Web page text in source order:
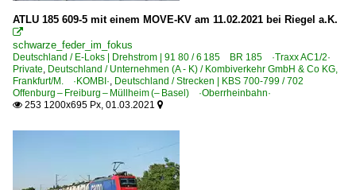
ATLU 185 609-5 mit einem MOVE-KV am 11.02.2021 bei Riegel a.K.

schwarze_feder_im_fokus
Deutschland / E-Loks | Drehstrom | 91 80 / 6 185 BR 185 ·Traxx AC1/2·
Private, Deutschland / Unternehmen (A - K) / Kombiverkehr GmbH & Co KG,
Frankfurt/M. ·KOMBI·, Deutschland / Strecken | KBS 700-799 / 702
Offenburg – Freiburg – Müllheim (– Basel) ·Oberrheinbahn·
 253 1200x695 Px, 01.03.2021 